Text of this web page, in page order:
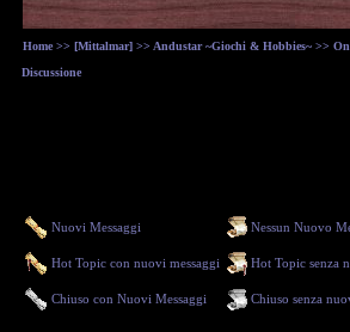
Home >> [Mittalmar] >> Andustar ~Giochi & Hobbies~ >>
Discussione
Nuovi Messaggi Nessun Nuovo
Hot Topic con nuovi messaggi Hot Topic senza
Chiuso con Nuovi Messaggi Chiuso senza